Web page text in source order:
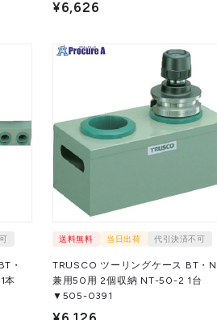
¥6,626
・
送料無料 当日出荷 代引決済不可
TRUSCO ツーリングケース BT・
兼用50用 2個収納 NT-50-2 1台
▼505-0391